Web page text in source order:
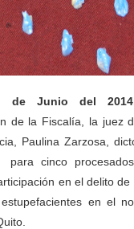
de Junio del
de la Fiscalía, la juez
Paulina Zarzosa,
para cinco
en el delito de
estupefacientes en el